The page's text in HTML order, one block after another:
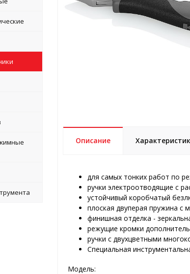
Описание
для самых тонких работ по
ручки электроотводящие с
устойчивый коробчатый
плоская двуперая пружина с
финишная отделка -
режущие кромки
ручки с двухцветными
Специальная
Модель: